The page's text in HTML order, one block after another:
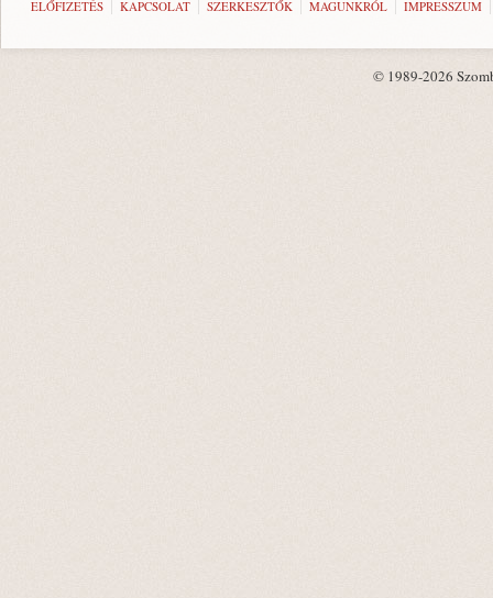
ELŐFIZETÉS KAPCSOLAT SZERKESZTŐK MAGUNKRÓL IMPRESSZUM
© 1989-2026